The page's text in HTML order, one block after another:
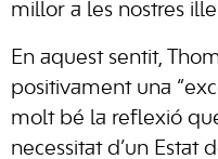
millor a les nostres
En aquest sentit,
positivament una
molt bé la reflexió
necessitat d’un Estat